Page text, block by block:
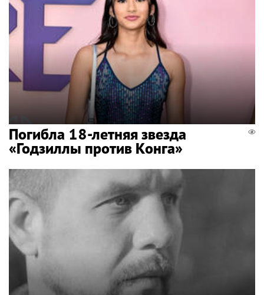
Погибла 18-летняя звезда
«Годзиллы против Конга»